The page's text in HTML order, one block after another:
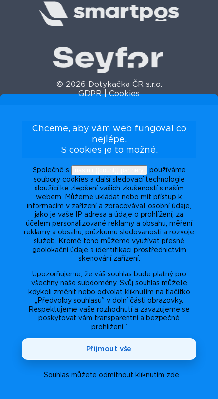
© 2026 Dotykačka ČR s.r.o.
GDPR|Cookies
Chceme, aby vám web fungoval co
nejlépe.
S cookies je to možné.
Společně s
používáme
soubory cookies a další sledovací technologie
sloužící ke zlepšení vašich zkušeností s naším
webem. Můžeme ukládat nebo mít přístup k
informacím v zařízení a zpracovávat osobní údaje,
jako je vaše IP adresa a údaje o prohlížení, za
účelem personalizované reklamy a obsahu, měření
reklamy a obsahu, průzkumu sledovanosti a rozvoje
služeb. Kromě toho můžeme využívat přesné
geolokační údaje a identifikaci prostřednictvím
skenování zařízení.
Upozorňujeme, že váš souhlas bude platný pro
všechny naše subdomény. Svůj souhlas můžete
kdykoli změnit nebo odvolat kliknutím na tlačítko
„Předvolby souhlasu” v dolní části obrazovky.
Respektujeme vaše rozhodnutí a zavazujeme se
poskytovat vám transparentní a bezpečné
prohlížení.”
Souhlas můžete odmítnout kliknutím zde
Přijmout vše